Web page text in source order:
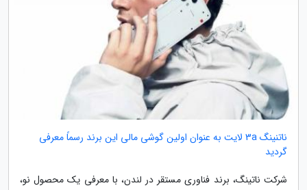
ناتنینگ 3a لایت به عنوان اولین گوشی مالی این برند رسماً معرفی
گردید
شرکت ناتینگ، برند فناوری مستقر در لندن، با معرفی یک محصول نو،